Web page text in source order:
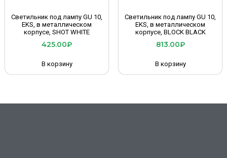
Светильник под лампу GU 10,
EKS, в металлическом
корпусе, SHOT WHITE
425.00₽
В корзину
Светильник под лампу GU 10,
EKS, в металлическом
корпусе, BLOCK BLACK
813.00₽
В корзину